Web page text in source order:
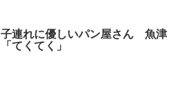
子連れに優しいパン屋さん 魚津
「てくてく」